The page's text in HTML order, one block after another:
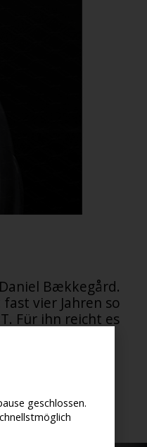
Bækkegård.
vier Jahren so
Für ihn reicht es
und
geschlossen.